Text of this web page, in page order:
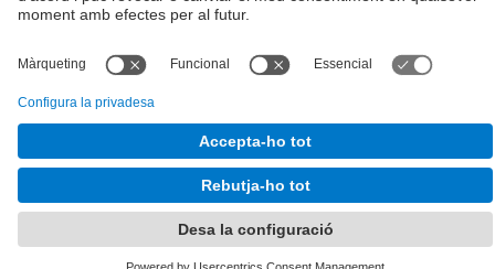
Avís legal
Configuració de privadesa